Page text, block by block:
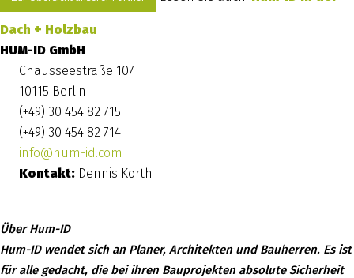
Dach + Holzbau
HUM-ID GmbH
Chausseestraße 107
10115 Berlin
(+49) 30 454 82 715
(+49) 30 454 82 714
info@hum-id.com
Kontakt: Dennis Korth
Über Hum-ID
Hum-ID wendet sich an Planer, Architekten und Bauherren. Es ist
für alle gedacht, die bei ihren Bauprojekten absolute Sicherheit